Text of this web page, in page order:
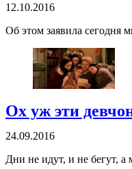
12.10.2016
Об этом заявила сегодня
Ох уж эти
24.09.2016
Дни не идут, и не бегут,